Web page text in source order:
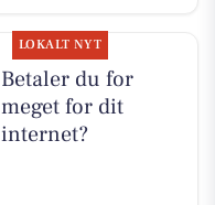
LOKALT NYT
Betaler du for
meget for dit
internet?